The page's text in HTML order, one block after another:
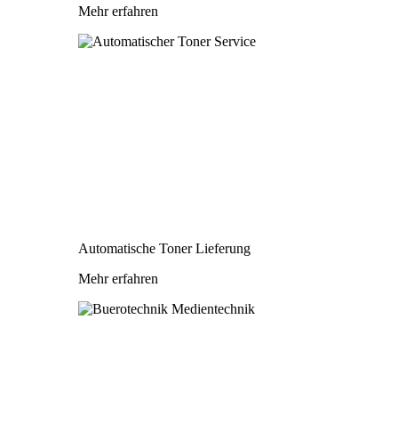
Mehr erfahren
Automatische Toner Lieferung
Mehr erfahren